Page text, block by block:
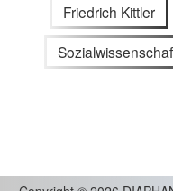
Friedrich Kittler